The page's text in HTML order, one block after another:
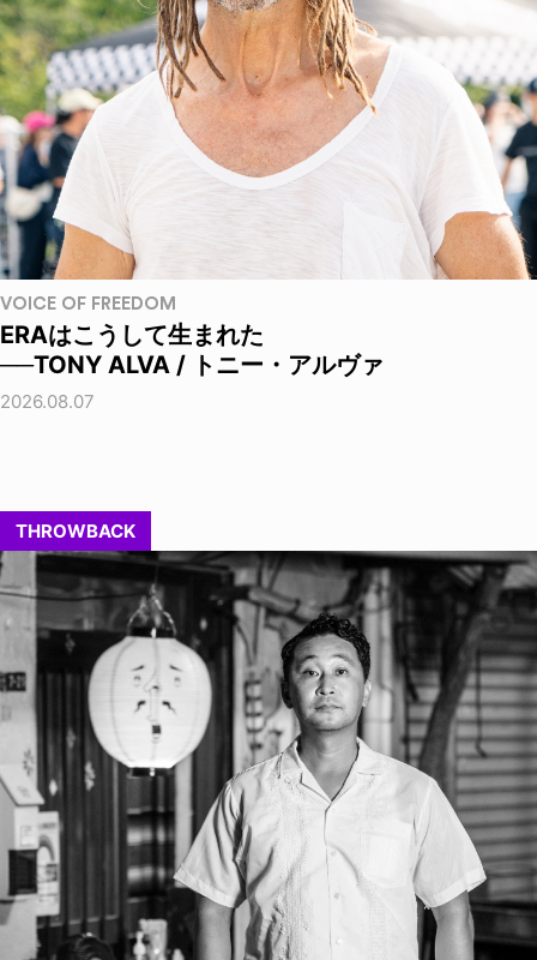
VOICE OF FREEDOM
ERAはこうして生まれた
──TONY ALVA / トニー・アルヴァ
2026.08.07
THROWBACK